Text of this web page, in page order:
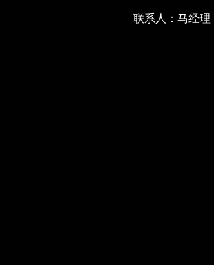
联系人：马经